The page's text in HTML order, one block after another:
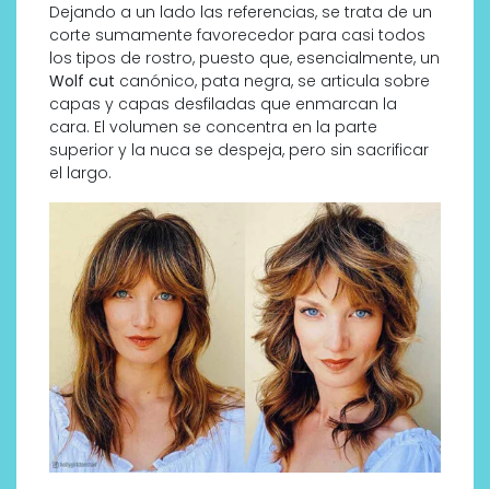
Dejando a un lado las referencias, se trata de un
corte sumamente favorecedor para casi todos
los tipos de rostro, puesto que, esencialmente, un
Wolf cut canónico, pata negra, se articula sobre
capas y capas desfiladas que enmarcan la
cara. El volumen se concentra en la parte
superior y la nuca se despeja, pero sin sacrificar
el largo.